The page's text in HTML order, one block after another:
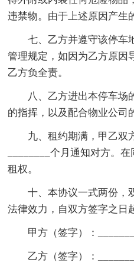
违禁物。由于上述原因产生
七、乙方并遵守该停车
管理规定，如因为乙方原因
乙方负全责。
八、乙方进出本停车场
的指挥，以及配合物业公司
九、租约期满，甲乙双
________个月通知对方。
租权。
十、本协议一式两份，
法律效力，自双方签字之日
甲方（签字）：
乙方（签字）：